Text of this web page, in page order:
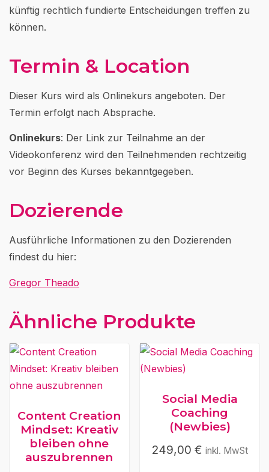
künftig rechtlich fundierte Entscheidungen treffen zu
können.
Termin & Location
Dieser Kurs wird als Onlinekurs angeboten. Der
Termin erfolgt nach Absprache.
Onlinekurs: Der Link zur Teilnahme an der
Videokonferenz wird den Teilnehmenden rechtzeitig
vor Beginn des Kurses bekanntgegeben.
Dozierende
Ausführliche Informationen zu den Dozierenden
findest du hier:
Gregor Theado
Ähnliche Produkte
Content Creation
Mindset: Kreativ
bleiben ohne
auszubrennen
Social Media
Coaching
(Newbies)
249,00 € inkl. MwSt
Dieses